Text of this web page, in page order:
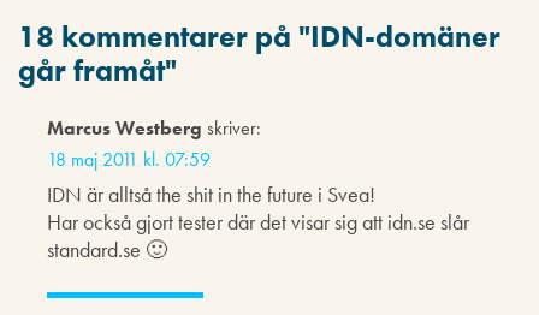
18 kommentarer på "IDN-domäner
går framåt"
Marcus Westberg skriver:
18 maj 2011 kl. 07:59
IDN är alltså the shit in the future i Svea!
Har också gjort tester där det visar sig att idn.se slår
standard.se 🙂